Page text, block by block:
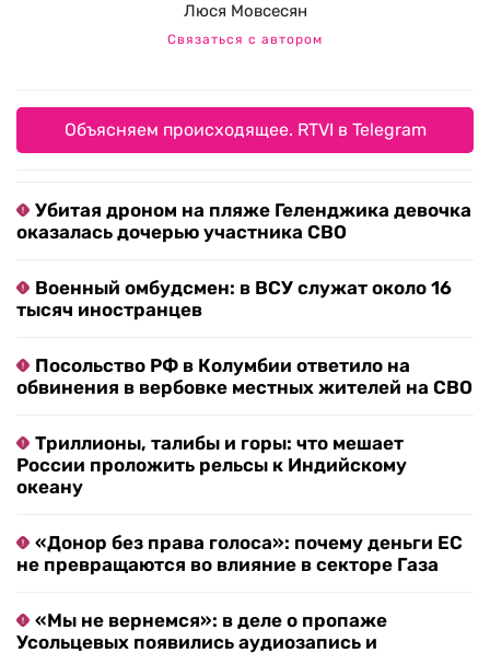
Люся Мовсесян
Связаться с автором
Объясняем происходящее. RTVI в Telegram
Убитая дроном на пляже Геленджика девочка
оказалась дочерью участника СВО
Военный омбудсмен: в ВСУ служат около 16
тысяч иностранцев
Посольство РФ в Колумбии ответило на
обвинения в вербовке местных жителей на СВО
Триллионы, талибы и горы: что мешает
России проложить рельсы к Индийскому
океану
«Донор без права голоса»: почему деньги ЕС
не превращаются во влияние в секторе Газа
«Мы не вернемся»: в деле о пропаже
Усольцевых появились аудиозапись и